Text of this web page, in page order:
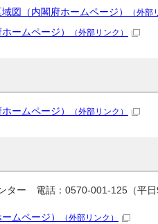
図（内閣府ホームページ） （外部
ームページ） （外部リンク）
ームページ） （外部リンク）
ター 電話：0570-001-125（平日
ムページ） （外部リンク）